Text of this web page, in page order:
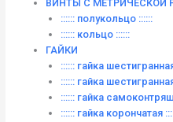
ВИНТЫ C МЕТРИЧЕСКОЙ
:::::: полукольцо ::::::
:::::: кольцо ::::::
ГАЙКИ
:::::: гайка
:::::: гайка
:::::: гайка
:::::: гайка корончатая